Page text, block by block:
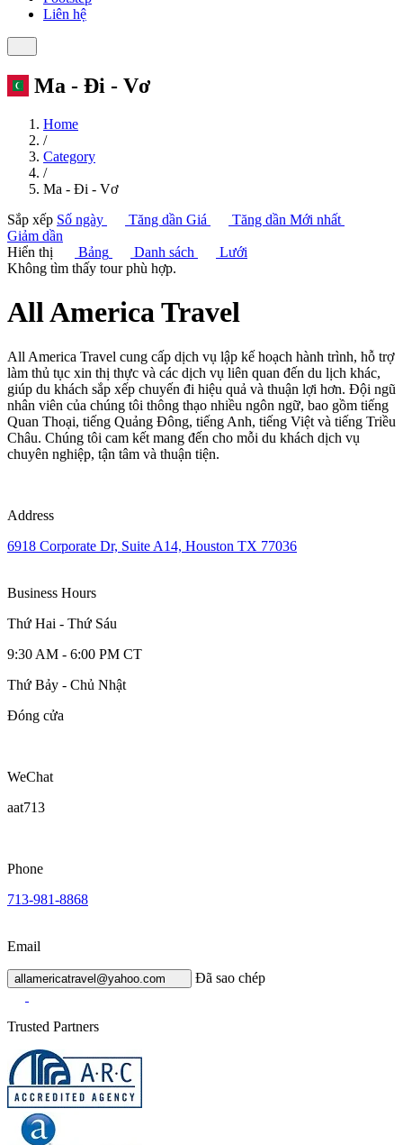
Liên hệ
Ma - Đi - Vơ
Home
/
Category
/
Ma - Đi - Vơ
Sắp xếp Số ngày Tăng dần Giá Tăng dần Mới nhất
Giảm dần
Hiển thị
Bảng Danh sách
Lưới
Không tìm thấy tour phù hợp.
All America Travel
All America Travel cung cấp dịch vụ lập kế hoạch hành trình, hỗ trợ
làm thủ tục xin thị thực và các dịch vụ liên quan đến du lịch khác,
giúp du khách sắp xếp chuyến đi hiệu quả và thuận lợi hơn. Đội ngũ
nhân viên của chúng tôi thông thạo nhiều ngôn ngữ, bao gồm tiếng
Quan Thoại, tiếng Quảng Đông, tiếng Anh, tiếng Việt và tiếng Triều
Châu. Chúng tôi cam kết mang đến cho mỗi du khách dịch vụ
chuyên nghiệp, tận tâm và thuận tiện.
Address
6918 Corporate Dr, Suite A14, Houston TX 77036
Business Hours
Thứ Hai - Thứ Sáu
9:30 AM - 6:00 PM CT
Thứ Bảy - Chủ Nhật
Đóng cửa
WeChat
aat713
Phone
713-981-8868
Email
allamericatravel@yahoo.com Đã sao chép
Trusted Partners